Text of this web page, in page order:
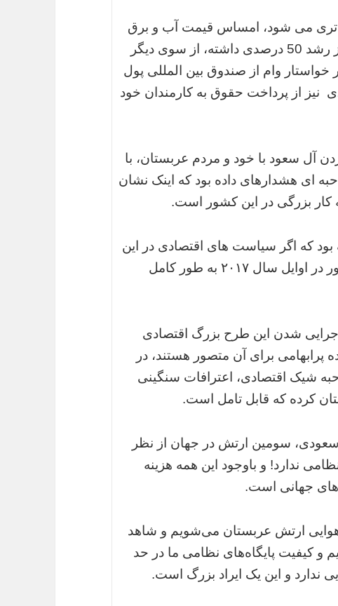
تری می شود، امساس قیمت آب و برق
بالا رفته و گفته می شود قیمت بزنین نیز رشد 50 درصدی داشته، از سوی دیگر
بار در 25 سال اخیر خواستار وام از صندوق بین المللی پول
از پرداخت حقوق به کارمندان خود
آل سعود با خود و مردم عربستان، با
ای هشدارهای داده بود که اینک نشان
کار بزرگی در این کشور است.
که اگر سیاست های اقتصادی در این
کشور به سرعت به اجرا درنیاید این کشور در اوایل سال ۲۰۱۷ به طور کامل
شدن این طرح بزرگ اقتصادی
پرابهامی برای آن متصور هستند، در
شیک اقتصادی، اعترافات سنگینی
کرده که قابل تامل است.
سومین ارتش در جهان از نظر
ندارد! و باوجود این همه هزینه
جهانی است.
هوایی ارتش عربستان می‌شویم و شاهد
و کیفیت پایگاه‌های نظامی ما در حد